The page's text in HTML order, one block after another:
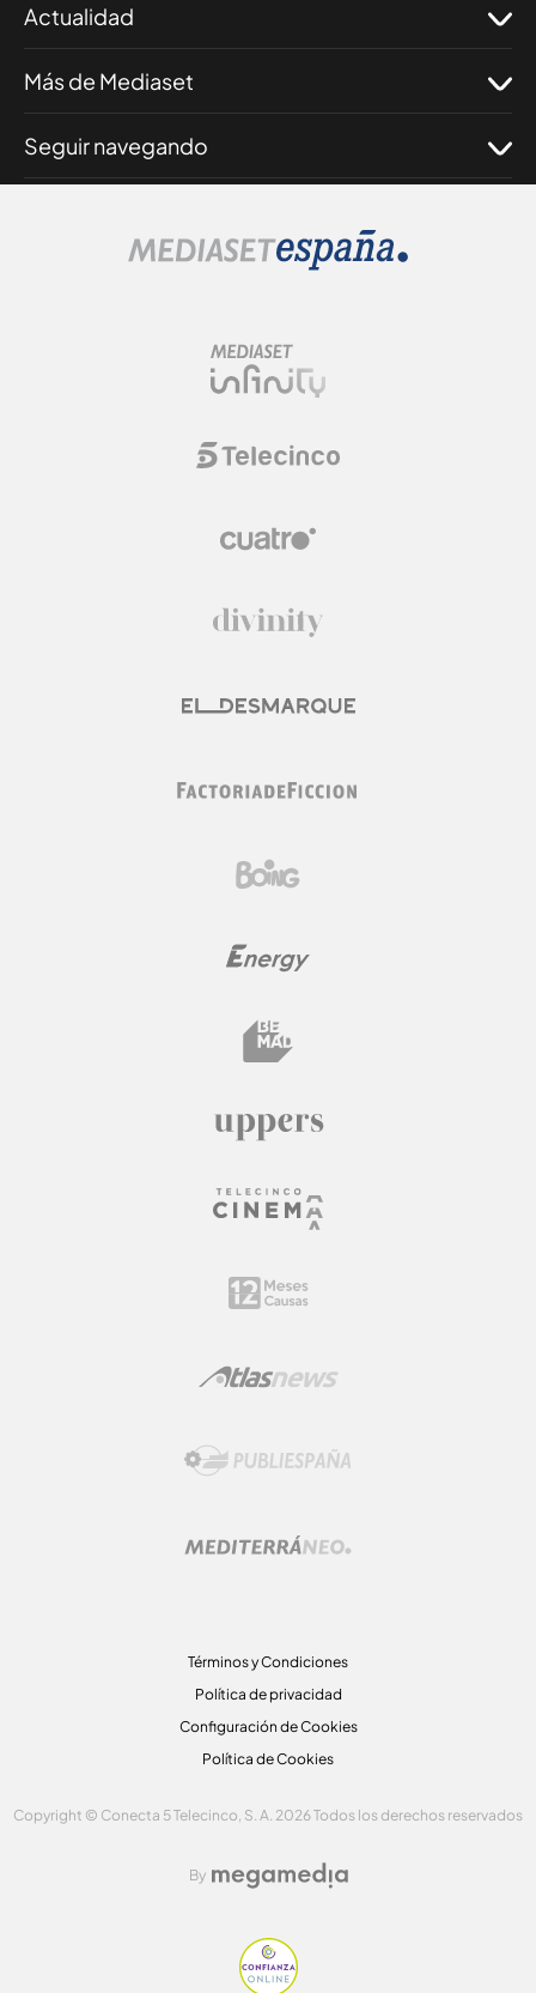
Actualidad
Más de Mediaset
Seguir navegando
Términos y Condiciones
Política de privacidad
Configuración de Cookies
Política de Cookies
Copyright © Conecta 5 Telecinco, S. A. 2026 Todos los derechos reservados
By